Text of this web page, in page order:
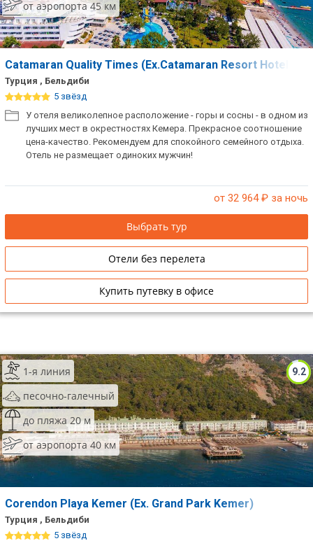
от аэропорта 45 км
Catamaran Quality Times (Ex.Catamaran Resort Hotel)
Турция , Бельдиби
5 звёзд
У отеля великолепное расположение - горы и сосны - в одном из
лучших мест в окрестностях Кемера. Прекрасное соотношение
цена-качество. Рекомендуем для спокойного семейного отдыха.
Отель не размещает одиноких мужчин!
от 32 964₽ за ночь
Выбрать тур
Отели без перелета
Купить путевку в офисе
9.2
1-я линия
песочно-галечный
до пляжа 20 м
от аэропорта 40 км
Corendon Playa Kemer (Ex. Grand Park Kemer)
Турция , Бельдиби
5 звёзд